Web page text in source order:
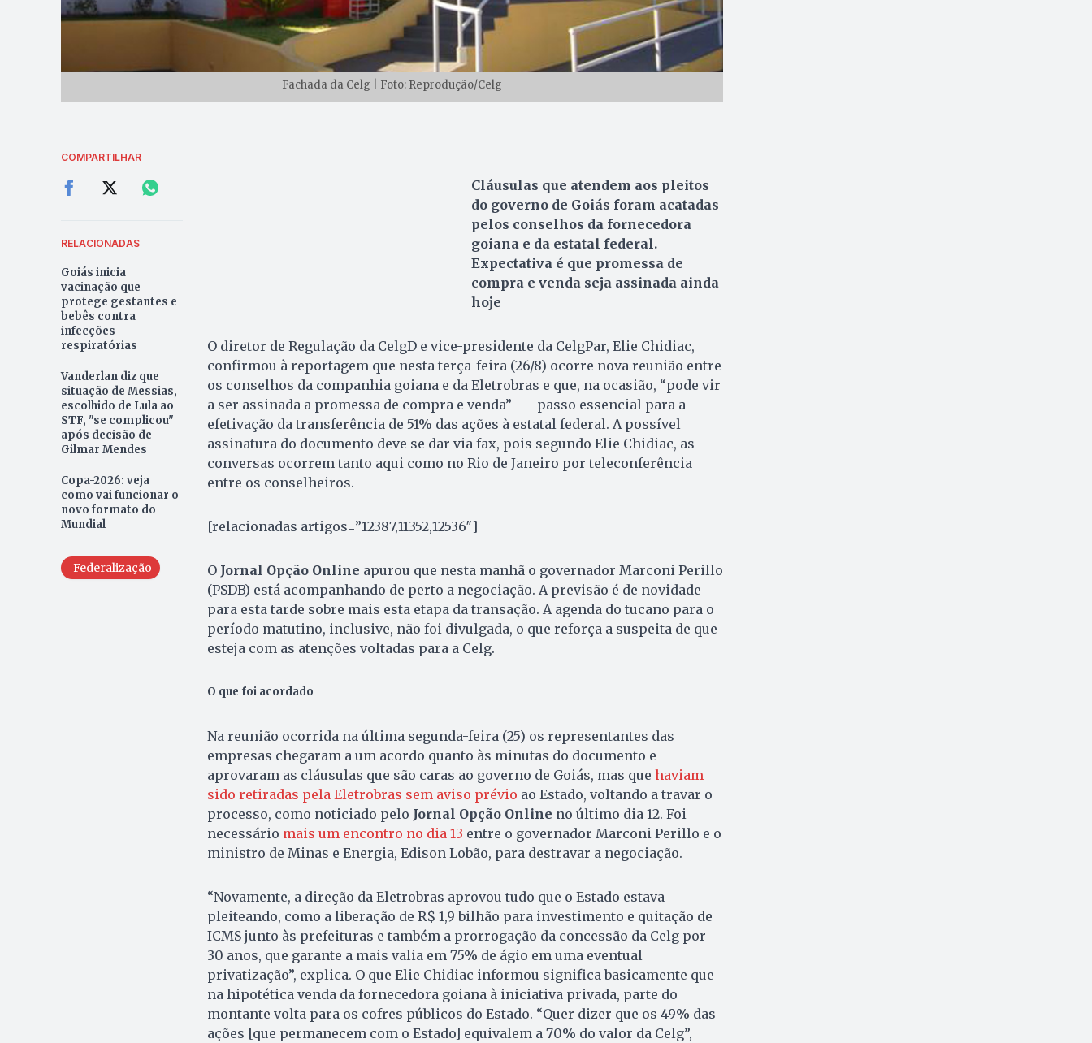
Fachada da Celg | Foto: Reprodução/Celg
COMPARTILHAR
RELACIONADAS
Goiás inicia
vacinação que
protege gestantes e
bebês contra
infecções
respiratórias
Vanderlan diz que
situação de Messias,
escolhido de Lula ao
STF, "se complicou"
após decisão de
Gilmar Mendes
Copa-2026: veja
como vai funcionar o
novo formato do
Mundial
Federalização
Cláusulas que atendem aos pleitos
do governo de Goiás foram acatadas
pelos conselhos da fornecedora
goiana e da estatal federal.
Expectativa é que promessa de
compra e venda seja assinada ainda
hoje
O diretor de Regulação da CelgD e vice-presidente da CelgPar, Elie Chidiac,
confirmou à reportagem que nesta terça-feira (26/8) ocorre nova reunião entre
os conselhos da companhia goiana e da Eletrobras e que, na ocasião, “pode vir
a ser assinada a promessa de compra e venda” –– passo essencial para a
efetivação da transferência de 51% das ações à estatal federal. A possível
assinatura do documento deve se dar via fax, pois segundo Elie Chidiac, as
conversas ocorrem tanto aqui como no Rio de Janeiro por teleconferência
entre os conselheiros.
[relacionadas artigos=”12387,11352,12536″]
O Jornal Opção Online apurou que nesta manhã o governador Marconi Perillo
(PSDB) está acompanhando de perto a negociação. A previsão é de novidade
para esta tarde sobre mais esta etapa da transação. A agenda do tucano para o
período matutino, inclusive, não foi divulgada, o que reforça a suspeita de que
esteja com as atenções voltadas para a Celg.
O que foi acordado
Na reunião ocorrida na última segunda-feira (25) os representantes das
empresas chegaram a um acordo quanto às minutas do documento e
aprovaram as cláusulas que são caras ao governo de Goiás, mas que haviam
sido retiradas pela Eletrobras sem aviso prévio ao Estado, voltando a travar o
processo, como noticiado pelo Jornal Opção Online no último dia 12. Foi
necessário mais um encontro no dia 13 entre o governador Marconi Perillo e o
ministro de Minas e Energia, Edison Lobão, para destravar a negociação.
“Novamente, a direção da Eletrobras aprovou tudo que o Estado estava
pleiteando, como a liberação de R$ 1,9 bilhão para investimento e quitação de
ICMS junto às prefeituras e também a prorrogação da concessão da Celg por
30 anos, que garante a mais valia em 75% de ágio em uma eventual
privatização”, explica. O que Elie Chidiac informou significa basicamente que
na hipotética venda da fornecedora goiana à iniciativa privada, parte do
montante volta para os cofres públicos do Estado. “Quer dizer que os 49% das
ações [que permanecem com o Estado] equivalem a 70% do valor da Celg”,